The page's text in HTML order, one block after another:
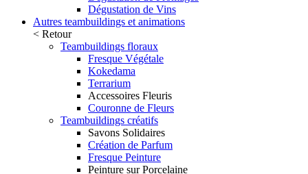
Dégustation de Vins
Autres teambuildings et animations
< Retour
Teambuildings floraux
Fresque Végétale
Kokedama
Terrarium
Accessoires Fleuris
Couronne de Fleurs
Teambuildings créatifs
Savons Solidaires
Création de Parfum
Fresque Peinture
Peinture sur Porcelaine